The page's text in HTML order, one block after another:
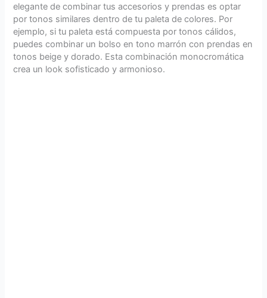
elegante de combinar tus accesorios y prendas es optar
por tonos similares dentro de tu paleta de colores. Por
ejemplo, si tu paleta está compuesta por tonos cálidos,
puedes combinar un bolso en tono marrón con prendas en
tonos beige y dorado. Esta combinación monocromática
crea un look sofisticado y armonioso.